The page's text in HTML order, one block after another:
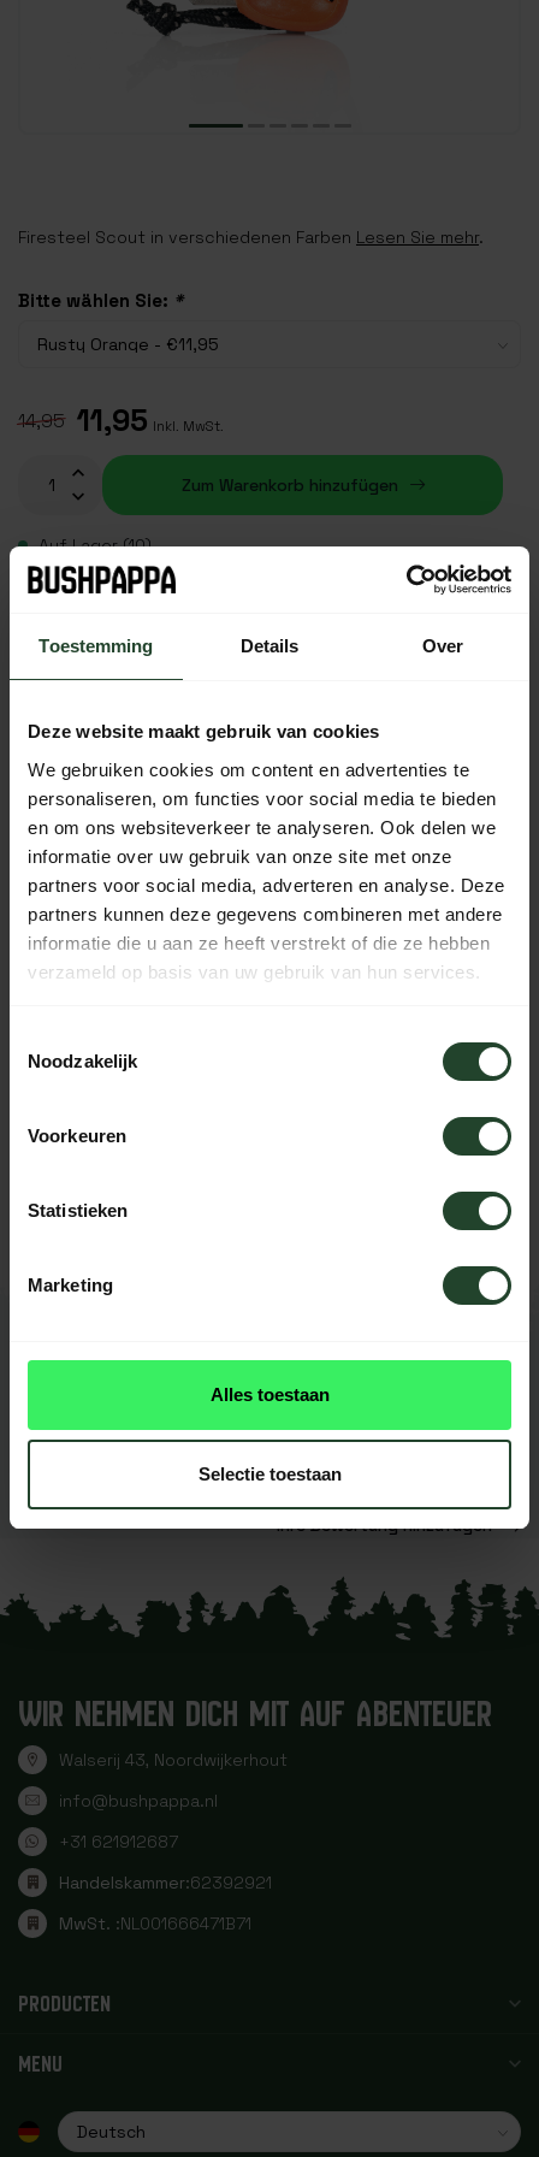
Toestemming Details Over
Deze website maakt gebruik van cookies
We gebruiken cookies om content en advertenties te
personaliseren, om functies voor social media te bieden
en om ons websiteverkeer te analyseren. Ook delen we
informatie over uw gebruik van onze site met onze
partners voor social media, adverteren en analyse. Deze
partners kunnen deze gegevens combineren met andere
informatie die u aan ze heeft verstrekt of die ze hebben
verzameld op basis van uw gebruik van hun services.
Noodzakelijk
Voorkeuren
Statistieken
Marketing
Alles toestaan
Selectie toestaan
Firesteel Scout in verschiedenen Farben Lesen Sie mehr.
Bitte wählen Sie: *
14,95 11,95 Inkl. MwSt.
Zum Warenkorb hinzufügen
Auf Lager (10)
Plaats je bestelling binnen
, dan wordt je
Kostenloser Versand ab 90 € (NL, BE & DE)
Bestellungen von Mo bis Fr vor 17:00 Uhr werden noch am
selben Tag versandt.
Jeden Tag von 10:00 bis 20:00 Uhr per Chat, Telefon oder
E-Mail erreichbar.
PRODUKTBESCHREIBUNG
BEWERTUNGEN 0reviews
Diese produkt had noch
Ihre Bewertung hinzufügen
WIR NEHMEN DICH MIT AUF ABENTEUER
Walserij 43, Noordwijkerhout
info@bushpappa.nl
+31 621912687
Handelskammer:62392921
MwSt. :NL001666471B71
PRODUCTEN
MENU